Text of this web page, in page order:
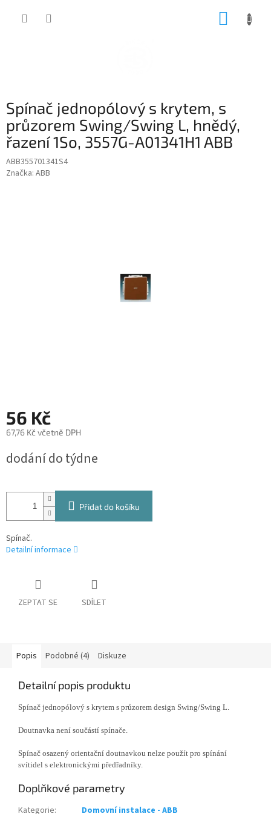
Spínač jednopólový s krytem, s
průzorem Swing/Swing L, hnědý,
řazení 1So, 3557G-A01341H1 ABB
ABB355701341S4
Značka: ABB
56 Kč
67,76 Kč včetně DPH
cena:
dodání do týdne
Přidat do košíku
Spínač.
Detailní informace
ZEPTAT SE SDÍLET
Popis Podobné (4) Diskuze
Detailní popis produktu
Spínač jednopólový s krytem s průzorem design Swing/Swing L.
Doutnavka není součástí spínače.
Spínač osazený orientační doutnavkou nelze použít pro spínání
svítidel s elektronickými předřadníky.
Doplňkové parametry
Kategorie: Domovní instalace - ABB